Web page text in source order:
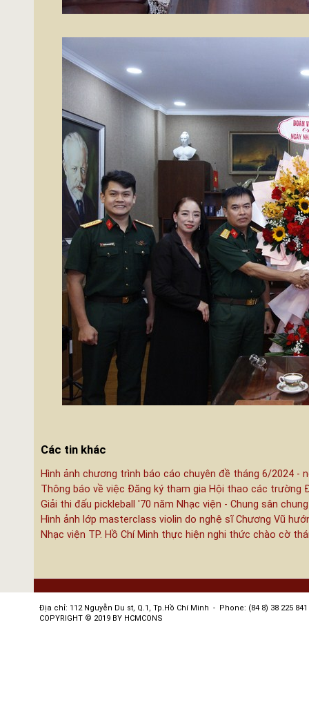
Các tin khác
Hình ảnh chương trình báo cáo chuyên đề tháng 6/2024 -
Thông báo về việc Đăng ký tham gia Hội thao các trường
Giải thi đấu pickleball '70 năm Nhạc viện - Chung sân
Hình ảnh lớp masterclass violin do nghệ sĩ Chương Vũ
Nhạc viện TP. Hồ Chí Minh thực hiện nghi thức chào cờ
Địa chỉ: 112 Nguyễn Du st, Q.1, Tp.Hồ Chí Minh - Phone: (84 8) 38 225
COPYRIGHT © 2019 BY HCMCONS